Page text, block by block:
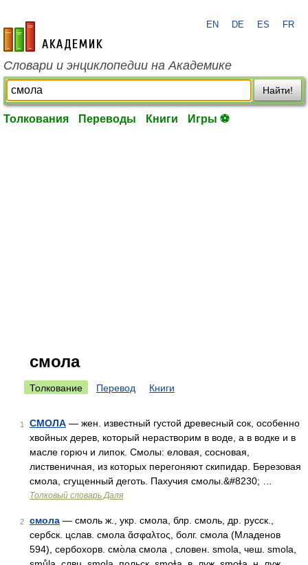
academic.ru
EN DE ES FR
Словари и энциклопедии на Академике
Найти!
Толкования Переводы Книги Игры ⚽
смола
Толкование Перевод Книги
1 СМОЛА — жен. известный густой древесный сок, особенно
хвойных дерев, который нерастворим в воде, а в водке и в
масле горюч и липок. Смолы: еловая, сосновая,
лиственичная, из которых перегоняют скипидар. Березовая
смола, сгущенный деготь. Пахучия смолы.&#8230; …
Толковый словарь Даля
2 смола — смоль ж., укр. смола, блр. смоль, др. русск.,
сербск. цслав. смола ἄσφαλτος, болг. смола (Младенов
594), сербохорв. смо̀ла смола , словен. smola, чеш. smola,